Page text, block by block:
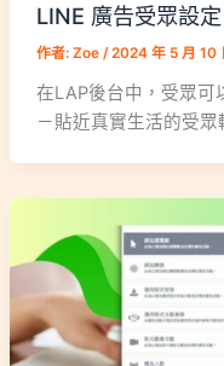
LINE 廣告受眾設
作者: Zoe /2024 年 5 月 10
在LAP後台中，受眾可
－貼近真實生活的受